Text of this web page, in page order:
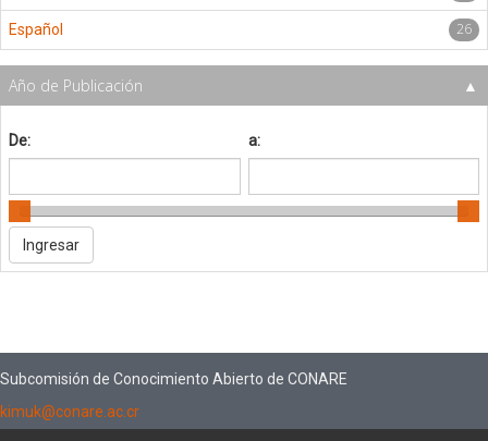
Español 26
Año de Publicación
De: a:
Subcomisión de Conocimiento Abierto de CONARE
kimuk@conare.ac.cr